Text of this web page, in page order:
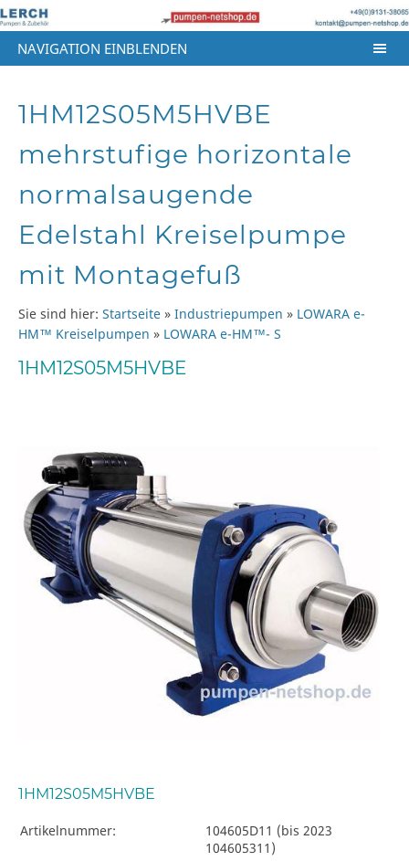
NAVIGATION EINBLENDEN
1HM12S05M5HVBE
mehrstufige horizontale
normalsaugende
Edelstahl Kreiselpumpe
mit Montagefuß
Sie sind hier: Startseite » Industriepumpen » LOWARA e-
HM™ Kreiselpumpen » LOWARA e-HM™- S
1HM12S05M5HVBE
1HM12S05M5HVBE
Artikelnummer:
104605D11 (bis 2023
104605311)